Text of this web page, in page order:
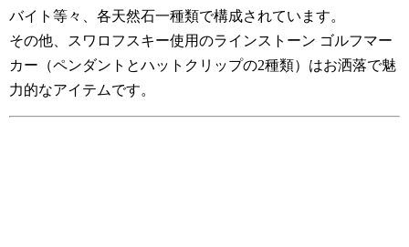
バイト等々、各天然石一種類で構成されています。
その他、スワロフスキー使用のラインストーン ゴルフマー
カー（ペンダントとハットクリップの2種類）はお洒落で魅
力的なアイテムです。